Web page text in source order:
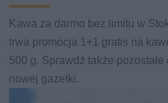
Kawa za darmo bez limitu w
trwa promocja 1+1 gratis na
500 g. Sprawdź także
nowej gazetki.